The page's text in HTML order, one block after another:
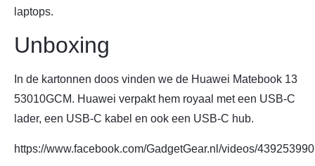
laptops.
Unboxing
In de kartonnen doos vinden we de Huawei Matebook 13
53010GCM. Huawei verpakt hem royaal met een USB-C
lader, een USB-C kabel en ook een USB-C hub.
https://www.facebook.com/GadgetGear.nl/videos/